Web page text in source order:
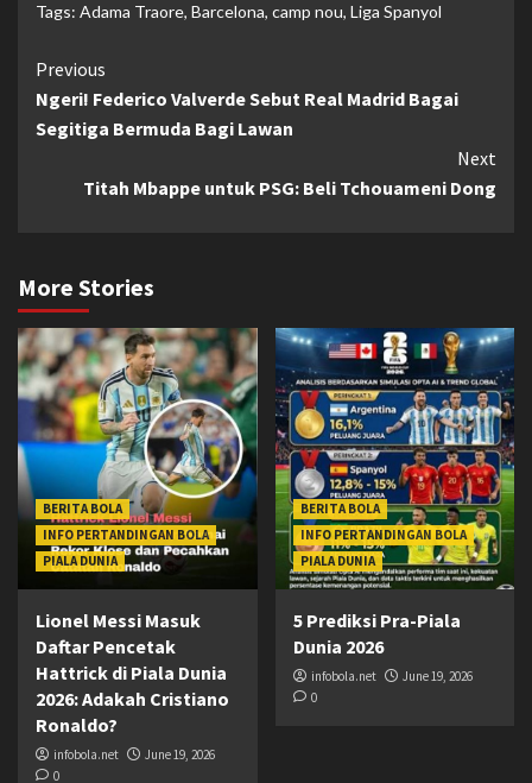
Tags: Adama Traore, Barcelona, camp nou, Liga Spanyol
Continue
Reading
Previous
Ngeri! Federico Valverde Sebut Real Madrid Bagai
Segitiga Bermuda Bagi Lawan
Next
Titah Mbappe untuk PSG: Beli Tchouameni Dong
More Stories
BERITA BOLA
INFO PERTANDINGAN BOLA
PIALA DUNIA
Lionel Messi Masuk
Daftar Pencetak
Hattrick di Piala Dunia
2026: Adakah Cristiano
Ronaldo?
infobola.net
June 19, 2026
0
BERITA BOLA
INFO PERTANDINGAN BOLA
PIALA DUNIA
5 Prediksi Pra-Piala
Dunia 2026
infobola.net
June 19, 2026
0